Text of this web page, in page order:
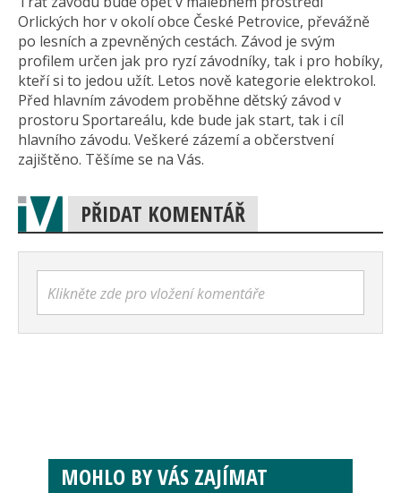
Orlických hor v okolí obce České Petrovice, převážně
po lesních a zpevněných cestách. Závod je svým
profilem určen jak pro ryzí závodníky, tak i pro hobíky,
kteří si to jedou užít. Letos nově kategorie elektrokol.
Před hlavním závodem proběhne dětský závod v
prostoru Sportareálu, kde bude jak start, tak i cíl
hlavního závodu. Veškeré zázemí a občerstvení
zajištěno. Těšíme se na Vás.
PŘIDAT KOMENTÁŘ
Klikněte zde pro vložení komentáře
MOHLO BY VÁS ZAJÍMAT